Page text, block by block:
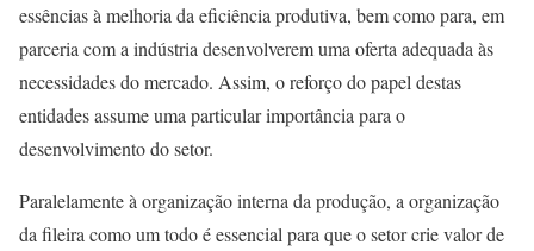
essências à melhoria da eficiência produtiva, bem como para, em
parceria com a indústria desenvolverem uma oferta adequada às
necessidades do mercado. Assim, o reforço do papel destas
entidades assume uma particular importância para o
desenvolvimento do setor.
Paralelamente à organização interna da produção, a organização
da fileira como um todo é essencial para que o setor crie valor de